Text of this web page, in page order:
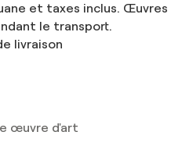
et taxes inclus. Œuvres
le transport.
livraison
œuvre d'art